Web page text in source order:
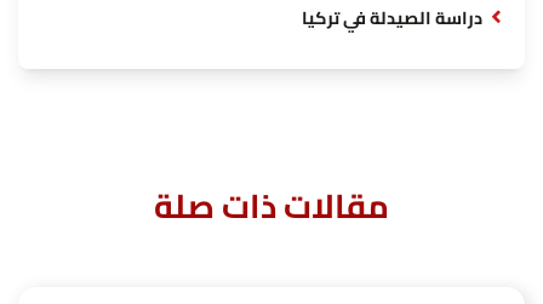
دراسة الصيدلة في تركيا
مقالات ذات صلة